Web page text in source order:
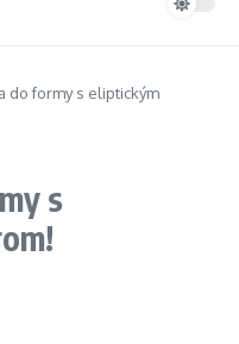
do formy s eliptickým
s